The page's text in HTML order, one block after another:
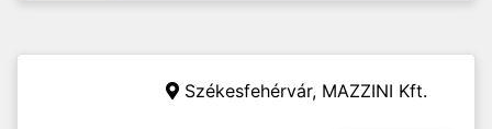
Székesfehérvár, MAZZINI Kft.